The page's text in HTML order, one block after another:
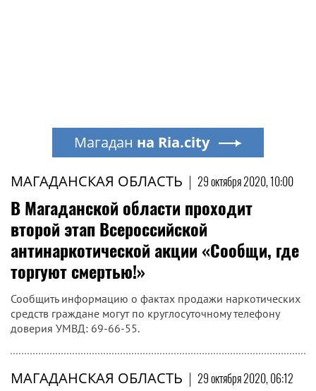
МАГАДАНСКАЯ ОБЛАСТЬ | 29 октября 2020, 10:00
В Магаданской области проходит
второй этап Всероссийской
антинаркотической акции «Сообщи, где
торгуют смертью!»
Сообщить информацию о фактах продажи наркотических
средств граждане могут по круглосуточному телефону
доверия УМВД: 69-66-55.
МАГАДАНСКАЯ ОБЛАСТЬ | 29 октября 2020, 06:12
Магадан на Ria.city